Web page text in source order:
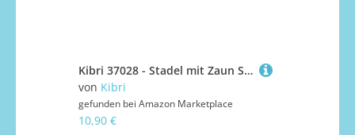
Kibri 37028 - Stadel mit Zaun Sertig N 2 Stück
von Kibri
gefunden bei Amazon Marketplace
10,90 €